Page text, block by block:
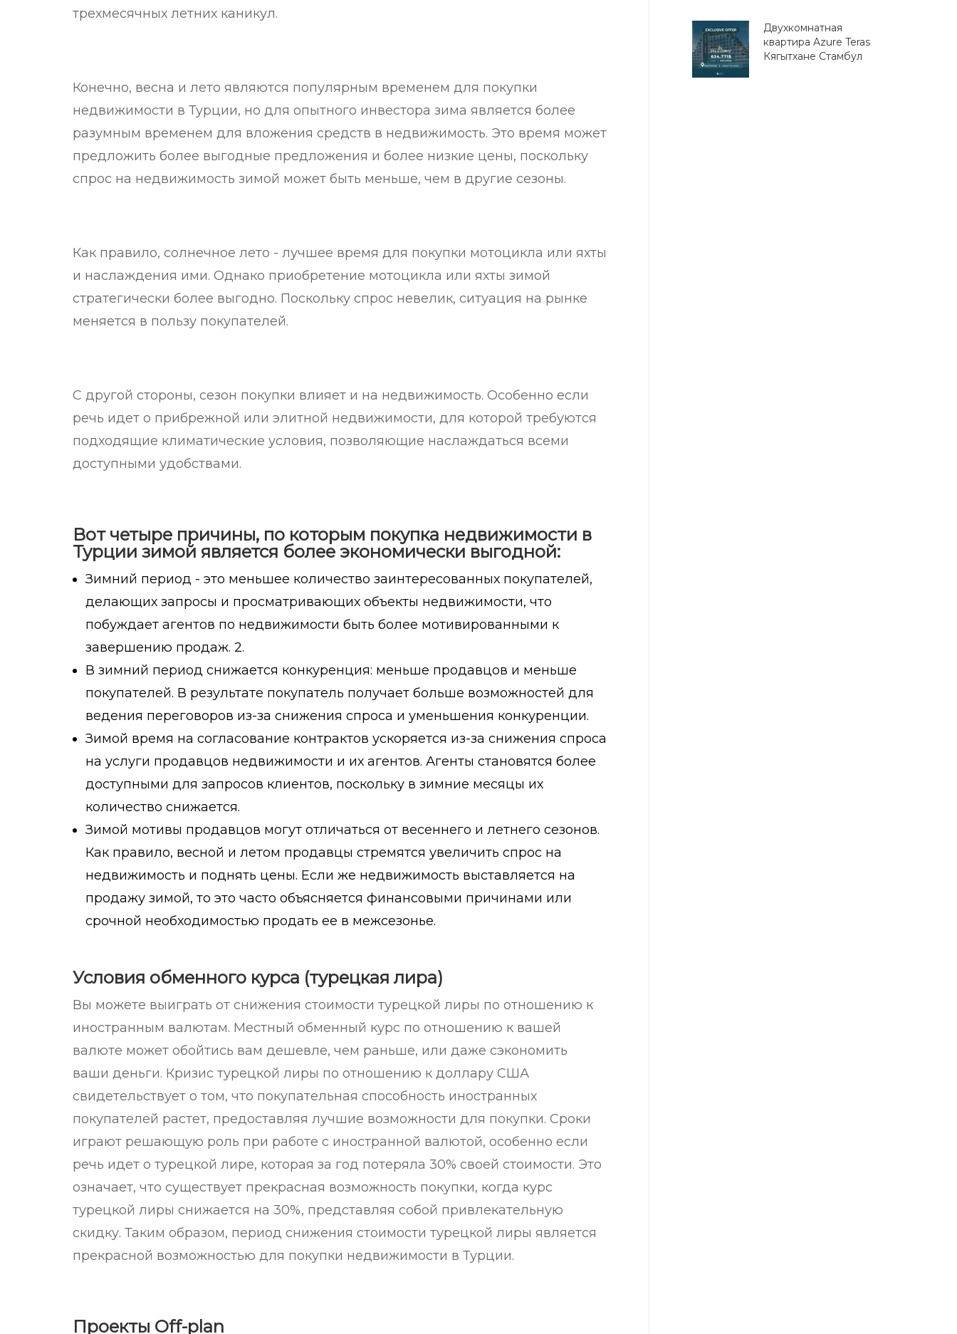
трехмесячных летних каникул.
Конечно, весна и лето являются популярным временем для покупки
недвижимости в Турции, но для опытного инвестора зима является более
разумным временем для вложения средств в недвижимость. Это время может
предложить более выгодные предложения и более низкие цены, поскольку
спрос на недвижимость зимой может быть меньше, чем в другие сезоны.
Как правило, солнечное лето - лучшее время для покупки мотоцикла или яхты
и наслаждения ими. Однако приобретение мотоцикла или яхты зимой
стратегически более выгодно. Поскольку спрос невелик, ситуация на рынке
меняется в пользу покупателей.
С другой стороны, сезон покупки влияет и на недвижимость. Особенно если
речь идет о прибрежной или элитной недвижимости, для которой требуются
подходящие климатические условия, позволяющие наслаждаться всеми
доступными удобствами.
Вот четыре причины, по которым покупка недвижимости в
Турции зимой является более экономически выгодной:
Зимний период - это меньшее количество заинтересованных покупателей,
делающих запросы и просматривающих объекты недвижимости, что
побуждает агентов по недвижимости быть более мотивированными к
завершению продаж. 2.
В зимний период снижается конкуренция: меньше продавцов и меньше
покупателей. В результате покупатель получает больше возможностей для
ведения переговоров из-за снижения спроса и уменьшения конкуренции.
Зимой время на согласование контрактов ускоряется из-за снижения спроса
на услуги продавцов недвижимости и их агентов. Агенты становятся более
доступными для запросов клиентов, поскольку в зимние месяцы их
количество снижается.
Зимой мотивы продавцов могут отличаться от весеннего и летнего сезонов.
Как правило, весной и летом продавцы стремятся увеличить спрос на
недвижимость и поднять цены. Если же недвижимость выставляется на
продажу зимой, то это часто объясняется финансовыми причинами или
срочной необходимостью продать ее в межсезонье.
Условия обменного курса (турецкая лира)
Вы можете выиграть от снижения стоимости турецкой лиры по отношению к
иностранным валютам. Местный обменный курс по отношению к вашей
валюте может обойтись вам дешевле, чем раньше, или даже сэкономить
ваши деньги. Кризис турецкой лиры по отношению к доллару США
свидетельствует о том, что покупательная способность иностранных
покупателей растет, предоставляя лучшие возможности для покупки. Сроки
играют решающую роль при работе с иностранной валютой, особенно если
речь идет о турецкой лире, которая за год потеряла 30% своей стоимости. Это
означает, что существует прекрасная возможность покупки, когда курс
турецкой лиры снижается на 30%, представляя собой привлекательную
скидку. Таким образом, период снижения стоимости турецкой лиры является
прекрасной возможностью для покупки недвижимости в Турции.
Проекты Off-plan
Двухкомнатная
квартира Azure Teras
Кягытхане Стамбул